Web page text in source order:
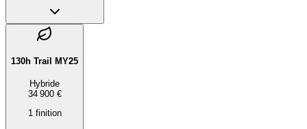
130h Trail MY25
Hybride
34 900 €
1finition